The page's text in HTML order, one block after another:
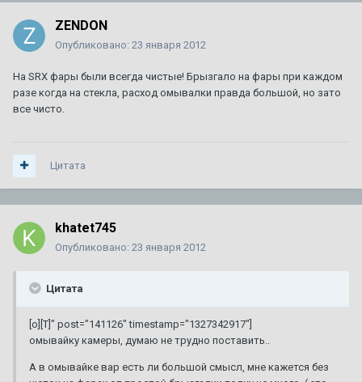
ZENDON
Опубликовано: 23 января 2012
На SRX фары были всегда чистые! Брызгало на фары при каждом
разе когда на стекла, расход омывалки правда большой, но зато
все чисто.
Цитата
khatet745
Опубликовано: 23 января 2012
Цитата
[o][T]" post="141126" timestamp="1327342917"]
омывайку камеры, думаю не трудно поставить..
А в омывайке вар есть ли большой смысл, мне кажется без